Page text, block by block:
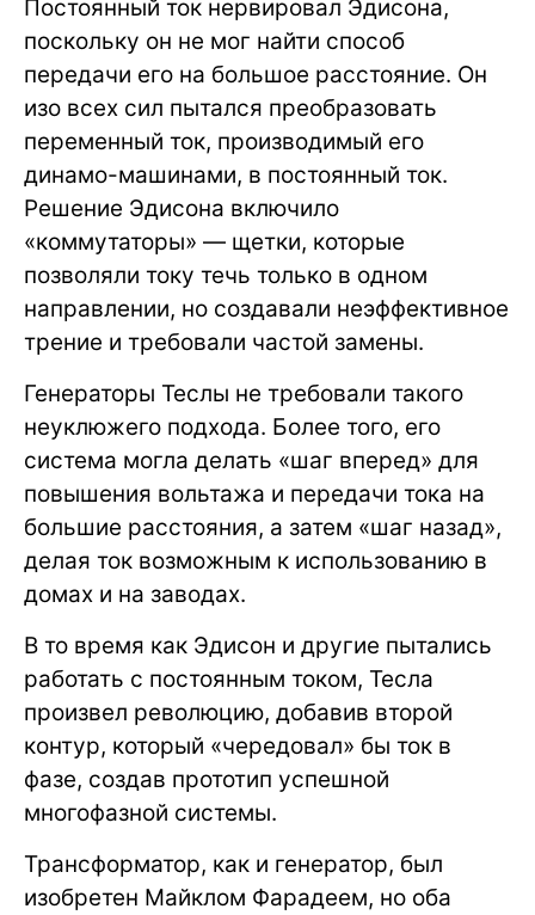
Постоянный ток нервировал Эдисона,
поскольку он не мог найти способ
передачи его на большое расстояние. Он
изо всех сил пытался преобразовать
переменный ток, производимый его
динамо-машинами, в постоянный ток.
Решение Эдисона включило
«коммутаторы» — щетки, которые
позволяли току течь только в одном
направлении, но создавали неэффективное
трение и требовали частой замены.
Генераторы Теслы не требовали такого
неуклюжего подхода. Более того, его
система могла делать «шаг вперед» для
повышения вольтажа и передачи тока на
большие расстояния, а затем «шаг назад»,
делая ток возможным к использованию в
домах и на заводах.
В то время как Эдисон и другие пытались
работать с постоянным током, Тесла
произвел революцию, добавив второй
контур, который «чередовал» бы ток в
фазе, создав прототип успешной
многофазной системы.
Трансформатор, как и генератор, был
изобретен Майклом Фарадеем, но оба